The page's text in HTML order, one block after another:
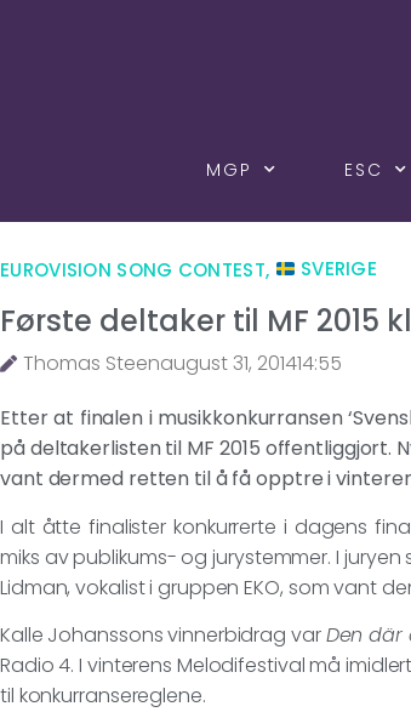
MGP ESC
EUROVISION SONG CONTEST, SVERIGE
Første deltaker til MF 2015
Thomas Steenaugust 31, 201414:55
Etter at finalen i musikkonkurransen
på deltakerlisten til MF 2015 offentliggjort.
vant dermed retten til å få opptre i
I alt åtte finalister konkurrerte i dagens
miks av publikums- og jurystemmer. I
Lidman, vokalist i gruppen EKO, som vant
Kalle Johanssons vinnerbidrag varDen där
Radio 4. I vinterens Melodifestival må
til konkurransereglene.